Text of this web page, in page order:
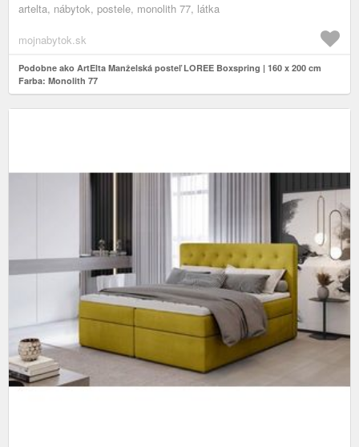
artelta, nábytok, postele, monolith 77, látka
mojnabytok.sk
Podobne ako ArtElta Manželská posteľ LOREE Boxspring | 160 x 200 cm
Farba: Monolith 77